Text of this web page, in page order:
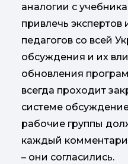
аналогии с
привлечь
педагогов со всей
обсуждения и их
обновления
всегда проходит
системе
рабочие группы
каждый
– они согласились.